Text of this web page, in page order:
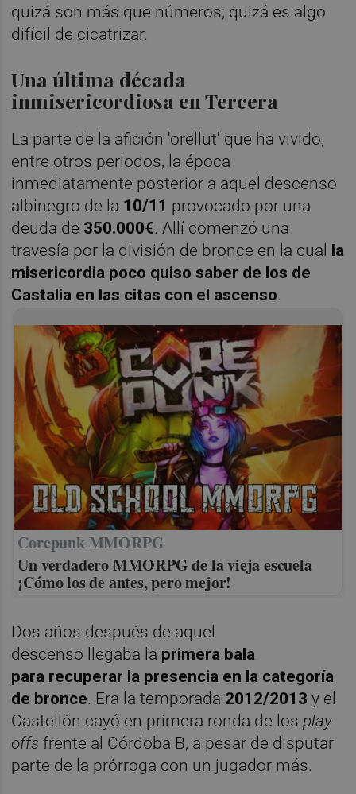
quizá son más que números; quizá es algo
difícil de cicatrizar.
Una última década
inmisericordiosa en Tercera
La parte de la afición 'orellut' que ha vivido,
entre otros periodos, la época
inmediatamente posterior a aquel descenso
albinegro de la 10/11 provocado por una
deuda de 350.000€. Allí comenzó una
travesía por la división de bronce en la cual la
misericordia poco quiso saber de los de
Castalia en las citas con el ascenso.
Corepunk MMORPG
Un verdadero MMORPG de la vieja escuela
¡Cómo los de antes, pero mejor!
Dos años después de aquel
descenso llegaba la primera bala
para recuperar la presencia en la categoría
de bronce. Era la temporada 2012/2013 y el
Castellón cayó en primera ronda de losplay
offs frente al Córdoba B, a pesar de disputar
parte de la prórroga con un jugador más.